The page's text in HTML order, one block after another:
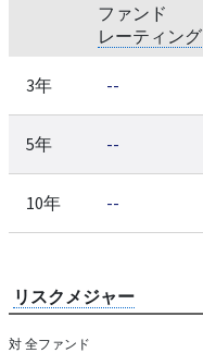
ファンド
レーティング
3年 --
5年 --
10年 --
リスクメジャー
対 全ファンド